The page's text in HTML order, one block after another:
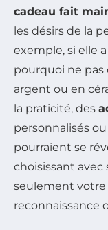
cadeau fait
les désirs de la
exemple, si elle
pourquoi ne
argent ou en
la praticité, des
personnalisés
pourraient se
choisissant avec
seulement votre
reconnaissance